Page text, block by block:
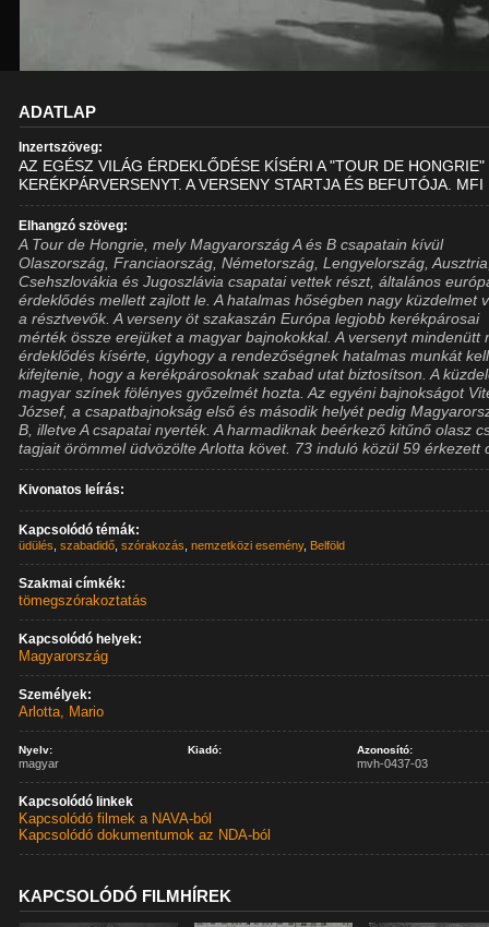
ADATLAP
Inzertszöveg:
AZ EGÉSZ VILÁG ÉRDEKLŐDÉSE KÍSÉRI A "TOUR DE HONGRIE"
KERÉKPÁRVERSENYT. A VERSENY STARTJA ÉS BEFUTÓJA. MFI
Elhangzó szöveg:
A Tour de Hongrie, mely Magyarország A és B csapatain kívül
Olaszország, Franciaország, Németország, Lengyelország,
Csehszlovákia és Jugoszlávia csapatai vettek részt, általános
érdeklődés mellett zajlott le. A hatalmas hőségben nagy küzdelmet
a résztvevők. A verseny öt szakaszán Európa legjobb kerékpárosai
mérték össze erejüket a magyar bajnokokkal. A versenyt mindenütt
érdeklődés kísérte, úgyhogy a rendezőségnek hatalmas munkát
kifejtenie, hogy a kerékpárosoknak szabad utat biztosítson. A
magyar színek fölényes győzelmét hozta. Az egyéni bajnokságot
József, a csapatbajnokság első és második helyét pedig
B, illetve A csapatai nyerték. A harmadiknak beérkező kitűnő olasz
tagjait örömmel üdvözölte Arlotta követ. 73 induló közül 59 érkezett
Kivonatos leírás:
Kapcsolódó témák:
üdülés ,szabadidő ,szórakozás ,nemzetközi esemény, Belföld
Szakmai címkék:
tömegszórakoztatás
Kapcsolódó helyek:
Magyarország
Személyek:
Arlotta, Mario
Nyelv:
magyar
Kiadó: Azonosító:
mvh-0437-03
Kapcsolódó linkek
Kapcsolódó filmek a NAVA-ból
Kapcsolódó dokumentumok az NDA-ból
KAPCSOLÓDÓ FILMHÍREK